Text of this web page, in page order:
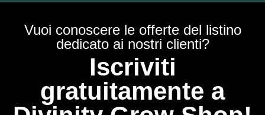
Vuoi conoscere le offerte del listino
dedicato ai nostri clienti?
Iscriviti
gratuitamente a